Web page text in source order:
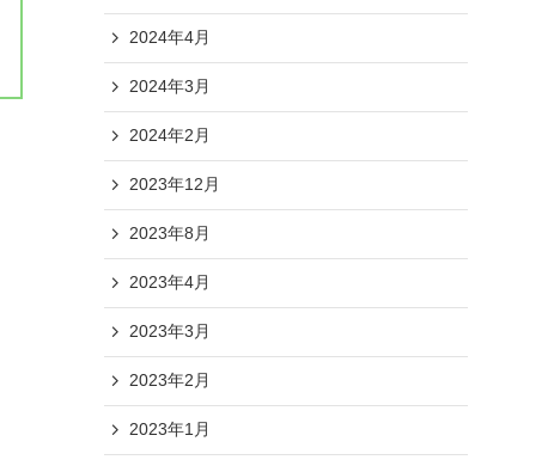
2024年4月
2024年3月
2024年2月
2023年12月
2023年8月
2023年4月
2023年3月
2023年2月
2023年1月